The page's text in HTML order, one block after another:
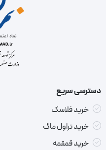
دسترسی سریع
خرید فلاسک
خرید تراول ماگ
خرید قمقمه